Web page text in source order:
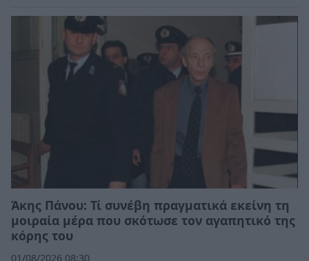
Άκης Πάνου: Τί συνέβη πραγματικά εκείνη τη
μοιραία μέρα που σκότωσε τον αγαπητικό της
κόρης του
01/08/2026 08:30